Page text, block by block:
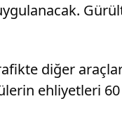
diğer
ehliyetleri 60